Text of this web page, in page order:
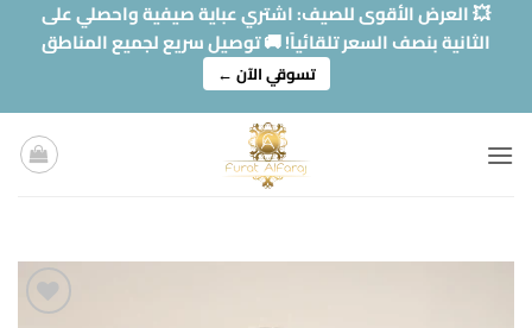
تخطي
للمحتوى
💥 العرض الأقوى للصيف: اشتري عباية صيفية واحصلي على
الثانية بنصف السعر تلقائياً! 🚚 توصيل سريع لجميع المناطق
تسوقي الآن ←